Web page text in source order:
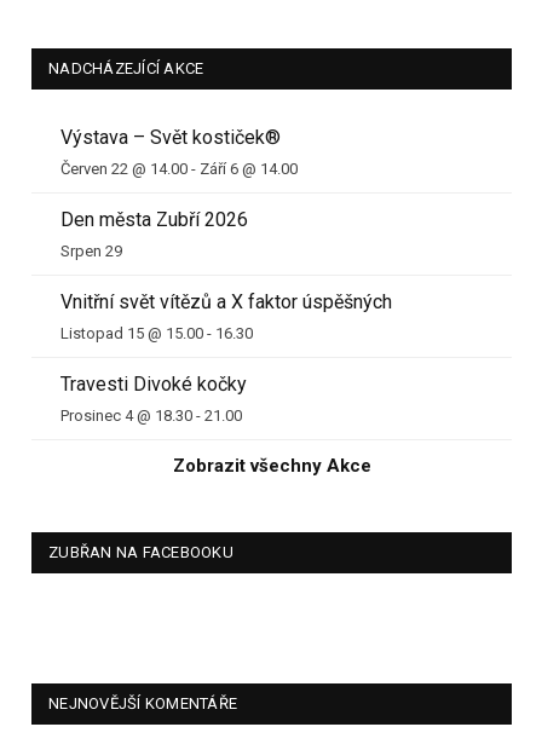
NADCHÁZEJÍCÍ AKCE
Výstava – Svět kostiček®
Červen 22 @ 14.00 - Září 6 @ 14.00
Den města Zubří 2026
Srpen 29
Vnitřní svět vítězů a X faktor úspěšných
Listopad 15 @ 15.00 - 16.30
Travesti Divoké kočky
Prosinec 4 @ 18.30 - 21.00
Zobrazit všechny Akce
ZUBŘAN NA FACEBOOKU
NEJNOVĚJŠÍ KOMENTÁŘE